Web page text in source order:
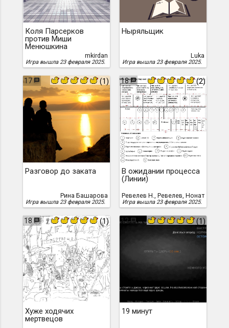
Коля Парсерков
против Миши
Менюшкина
mkirdan
Игра вышла 23 февраля 2025.
Ныряльщик
Luka
Игра вышла 23 февраля 2025.
17 (1)
Разговор до заката
Рина Башарова
Игра вышла 23 февраля 2025.
18 (2)
В ожидании процесса
(Линии)
Ревелев Н., Ревелев, Нонат
Игра вышла 23 февраля 2025.
18 (1)
Хуже ходячих
мертвецов
12 (1)
19 минут